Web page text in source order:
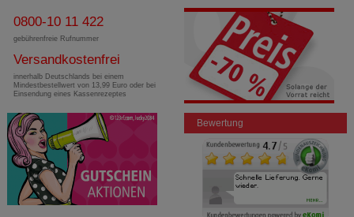
0800-10 11 422
gebührenfreie Rufnummer
Versandkostenfrei
innerhalb Deutschlands bei einem
Mindestbestellwert von 13,99 Euro oder bei
Einsendung eines Kassenrezeptes
Bewertung